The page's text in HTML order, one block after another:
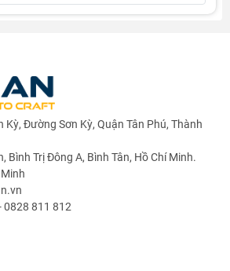
xác các vật liệu:
mica.
cơ điện tử, DIY maker.
Nội dung
Kỳ, Đường Sơn Kỳ, Quận Tân Phú, Thành
Bình Trị Đông A, Bình Tân, Hồ Chí Minh.
0828 811 812